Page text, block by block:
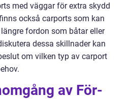
med väggar för extra skydd
också carports som kan
fordon som båtar eller
dessa skillnader kan
om vilken typ av carport
av För-